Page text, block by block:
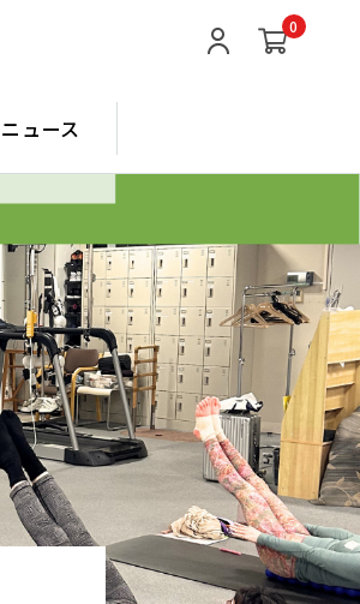
0
ニュース